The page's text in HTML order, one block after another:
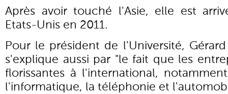
Après avoir touché l'Asie, elle est
Etats-Unis en 2011.
Pour le président de l'Université,
s'explique aussi par "le fait que les
florissantes à l'international,
l'informatique, la téléphonie et